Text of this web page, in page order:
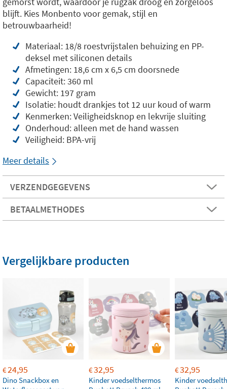
blijft. Kies Monbento voor gemak, stijl en
betrouwbaarheid!
Materiaal: 18/8 roestvrijstalen behuizing en PP-
deksel met siliconen details
Afmetingen: 18,6 cm x 6,5 cm doorsnede
Capaciteit: 360 ml
Gewicht: 197 gram
Isolatie: houdt drankjes tot 12 uur koud of warm
Kenmerken: Veiligheidsknop en lekvrije sluiting
Onderhoud: alleen met de hand wassen
Veiligheid: BPA-vrij
Meer details
VERZENDGEGEVENS
BETAALMETHODES
Vergelijkbare producten
€24,95
Dino Snackbox en
€32,95
Kinder voedselthermos
€32,95
Kinder